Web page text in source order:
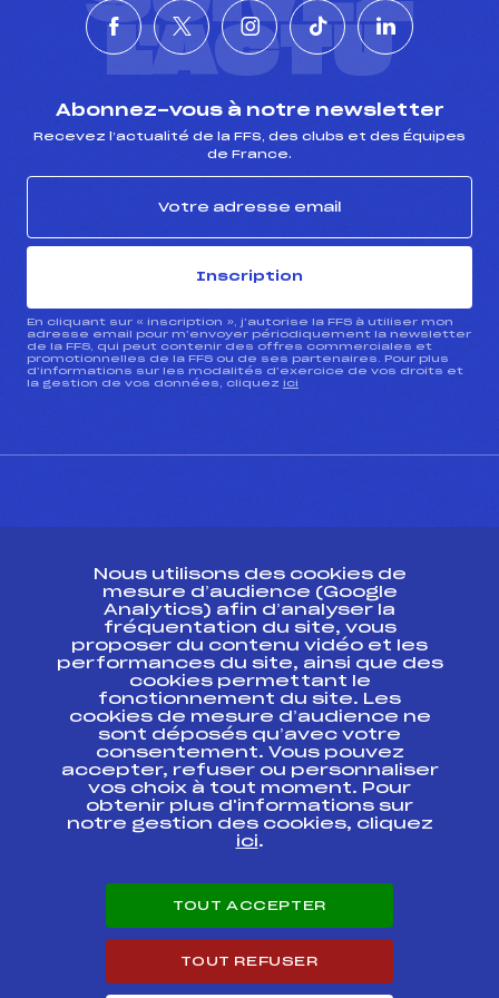
L'ACTU
Abonnez-vous à notre newsletter
Recevez l’actualité de la FFS, des clubs et des Équipes
de France.
Inscription
En cliquant sur « inscription », j’autorise la FFS à utiliser mon
adresse email pour m’envoyer périodiquement la newsletter
de la FFS, qui peut contenir des offres commerciales et
promotionnelles de la FFS ou de ses partenaires. Pour plus
d’informations sur les modalités d’exercice de vos droits et
la gestion de vos données, cliquez ici
Ressources
Pass’Neige
Projet sportif fédéral
Projet de performance fédéral
Antidopage
Pôle Développement, Formation, Suivi
Scientifique
Listes ministérielles
Pôle vie de l’athlète
Enseignement professionnel
Carrières
Nous utilisons des cookies de
mesure d’audience (Google
Analytics) afin d’analyser la
fréquentation du site, vous
proposer du contenu vidéo et les
performances du site, ainsi que des
cookies permettant le
fonctionnement du site. Les
cookies de mesure d’audience ne
sont déposés qu’avec votre
consentement. Vous pouvez
accepter, refuser ou personnaliser
vos choix à tout moment. Pour
obtenir plus d'informations sur
notre gestion des cookies, cliquez
ici.
TOUT ACCEPTER
TOUT REFUSER